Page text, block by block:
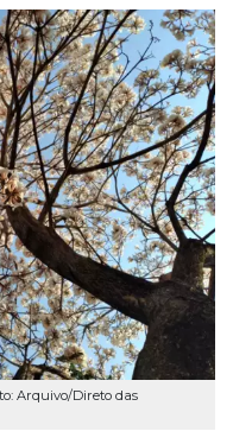
Arquivo/Direto das